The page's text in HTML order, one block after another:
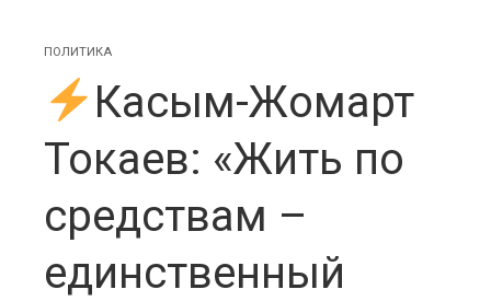
ПОЛИТИКА
Касым-Жомарт
Токаев: «Жить по
средствам –
единственный